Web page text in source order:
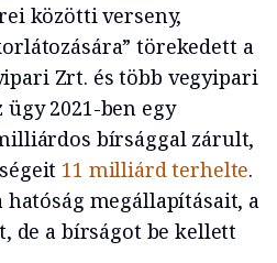
közötti verseny,
törekedett a
Zrt. és több vegyipari
ügy 2021-ben egy
bírsággal zárult,
11 milliárd terhelte.
megállapításait, a
de a bírságot be kellett